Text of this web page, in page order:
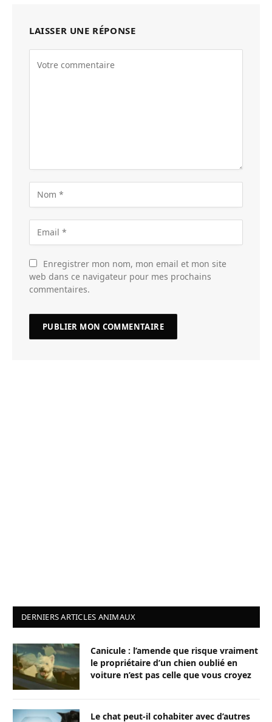
LAISSER UNE RÉPONSE
Enregistrer mon nom, mon email et mon site
web dans ce navigateur pour mes prochains
commentaires.
DERNIERS ARTICLES ANIMAUX
Canicule : l’amende que risque vraiment
le propriétaire d’un chien oublié en
voiture n’est pas celle que vous croyez
Le chat peut-il cohabiter avec d’autres